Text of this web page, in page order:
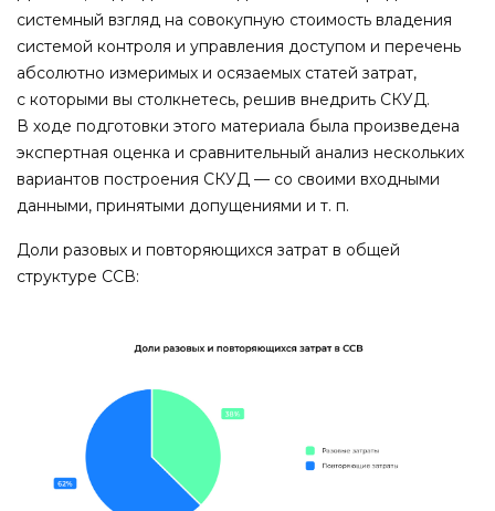
системный взгляд на совокупную стоимость владения
системой контроля и управления доступом и перечень
абсолютно измеримых и осязаемых статей затрат,
с которыми вы столкнетесь, решив внедрить СКУД.
В ходе подготовки этого материала была произведена
экспертная оценка и сравнительный анализ нескольких
вариантов построения СКУД — со своими входными
данными, принятыми допущениями и т. п.
Доли разовых и повторяющихся затрат в общей
структуре ССВ: